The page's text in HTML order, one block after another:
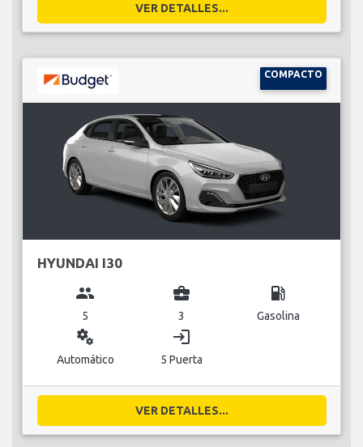
VER DETALLES...
COMPACTO
HYUNDAI I30
group
5
business_center
3
local_gas_station
Gasolina
miscellaneous_services
Automático
login
5 Puerta
VER DETALLES...